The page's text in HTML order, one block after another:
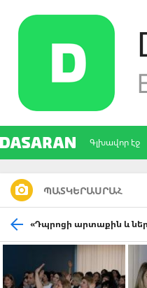
Գլխավոր էջ
ՊԱՏԿԵՐԱՍՐԱՀ
«Դպրոցի արտաքին և